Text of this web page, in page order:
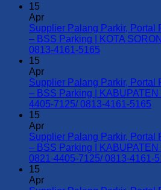
15
Apr
Supplier Palang Parkir, Portal
– BSS Parking | KOTA
0813-4161-5165
Supplier
Palang
Parkir,
dan
Barrier
Gate
15
Apr
Supplier Palang Parkir, Portal
– BSS Parking |
4405-7125/ 0813-4161-5165
15
Apr
Supplier Palang Parkir, Portal
– BSS Parking | KABUPATEN
0821-4405-7125/ 0813-4161-
15
Apr